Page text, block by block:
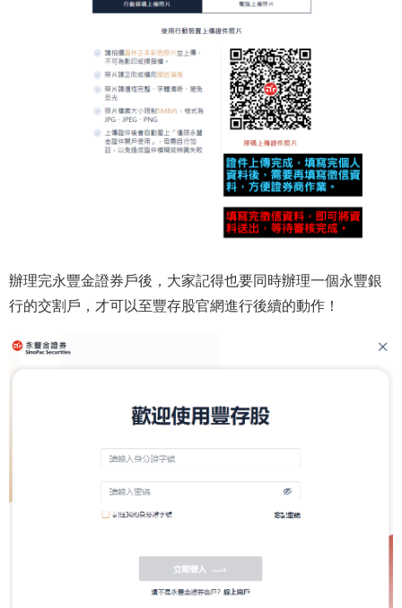
辦理完永豐金證券戶後，大家記得也要同時辦理一個永豐銀
行的交割戶，才可以至豐存股官網進行後續的動作！